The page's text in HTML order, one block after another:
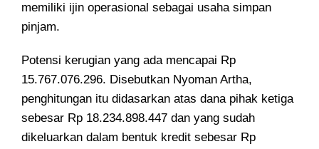
memiliki ijin operasional sebagai usaha simpan
pinjam.
Potensi kerugian yang ada mencapai Rp
15.767.076.296. Disebutkan Nyoman Artha,
penghitungan itu didasarkan atas dana pihak ketiga
sebesar Rp 18.234.898.447 dan yang sudah
dikeluarkan dalam bentuk kredit sebesar Rp